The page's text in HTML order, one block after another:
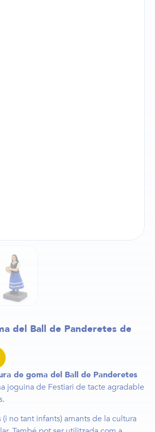
del Ball de Panderetes de
de goma del Ball de Panderetes
joguina de Festiari de tacte agradable
no tant infants) amants de la cultura